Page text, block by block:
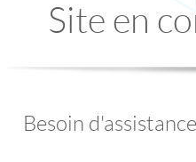
Site en
Besoin